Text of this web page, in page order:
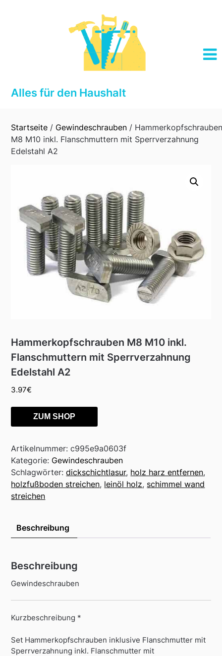
Alles für den Haushalt
Startseite / Gewindeschrauben /
M8 M10 inkl. Flanschmuttern mit Sperrverzahnung
Edelstahl A2
Hammerkopfschrauben M8 M10 inkl.
Flanschmuttern mit Sperrverzahnung
Edelstahl A2
3.97€
ZUM SHOP
Artikelnummer:c995e9a0603f
Kategorie: Gewindeschrauben
Schlagwörter:dickschichtlasur, holz harz entfernen,
holzfußboden streichen, leinöl holz, schimmel wand
streichen
Beschreibung
Beschreibung
Gewindeschrauben
Kurzbeschreibung *
Set Hammerkopfschrauben inklusive Flanschmutter mit
Sperrverzahnung inkl. Flanschmutter mit